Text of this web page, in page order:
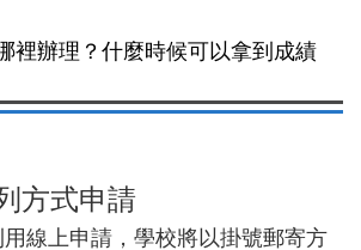
裡辦理？什麼時候可以拿到成績
方式申請
線上申請，學校將以掛號郵寄方